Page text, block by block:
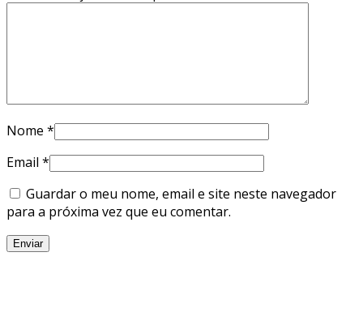
Nome *
Email *
Guardar o meu nome, email e site neste navegador
para a próxima vez que eu comentar.